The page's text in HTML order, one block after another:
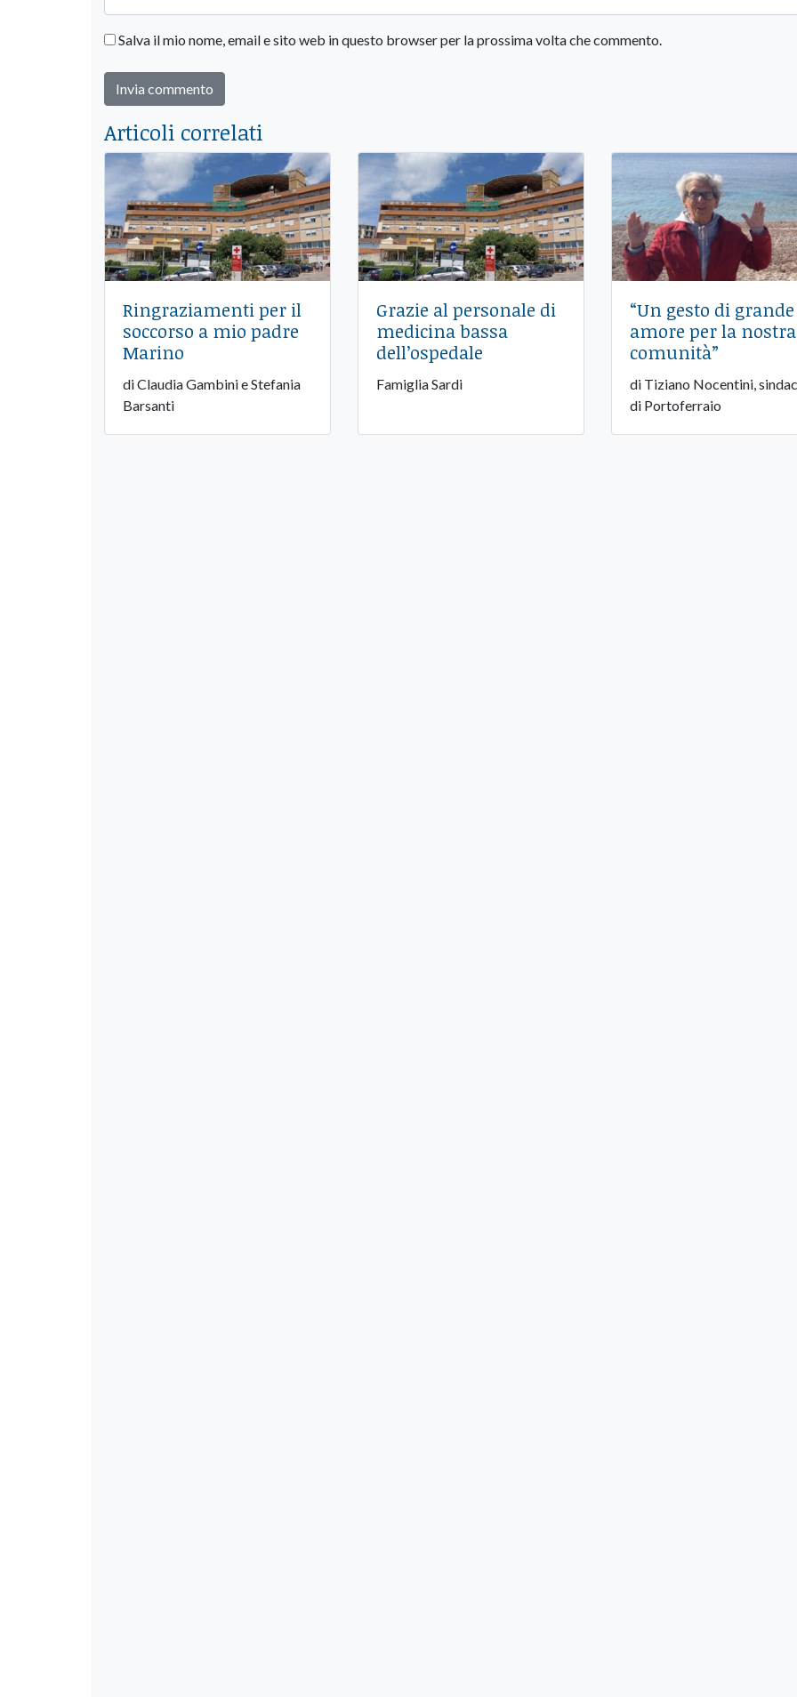
Salva il mio nome, email e sito web in questo browser per la prossima volta che commento.
Articoli correlati
Ringraziamenti per il
soccorso a mio padre
Marino
di Claudia Gambini e Stefania
Barsanti
Grazie al personale di
medicina bassa
dell’ospedale
Famiglia Sardi
“Un gesto di grande
amore per la nostra
comunità”
di Tiziano Nocentini,
di Portoferraio